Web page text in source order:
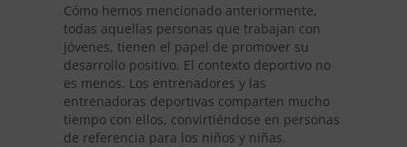
Cómo hemos mencionado anteriormente,
todas aquellas personas que trabajan con
jóvenes, tienen el papel de promover su
desarrollo positivo. El contexto deportivo no
es menos. Los entrenadores y las
entrenadoras deportivas comparten mucho
tiempo con ellos, convirtiéndose en personas
de referencia para los niños y niñas.